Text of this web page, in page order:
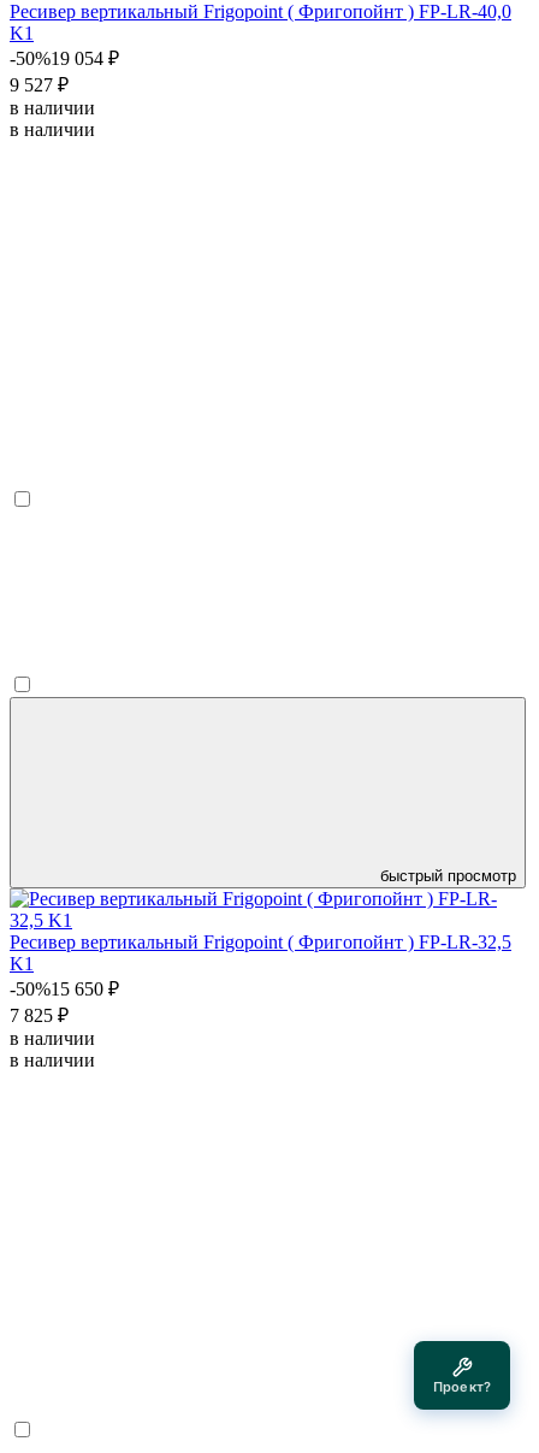
Ресивер вертикальный Frigopoint ( Фригопойнт ) FP-LR-40,0
K1
-50%19 054 ₽
9 527 ₽
в наличии
в наличии
быстрый просмотр
Ресивер вертикальный Frigopoint ( Фригопойнт ) FP-LR-32,5
K1
-50%15 650 ₽
7 825 ₽
в наличии
в наличии
Проект?